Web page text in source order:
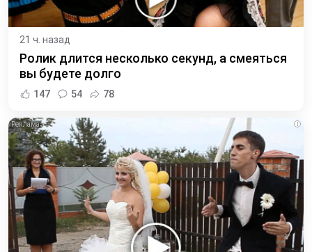
21 ч. назад
Ролик длится несколько секунд, а смеяться
вы будете долго
147 54 78
i